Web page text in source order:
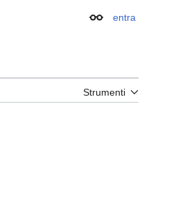
Aspetto
entra
Strumenti